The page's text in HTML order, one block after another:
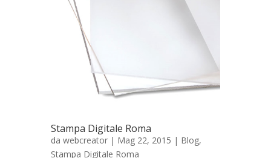
Stampa Digitale Roma
da webcreator | Mag 22, 2015 | Blog,
Stampa Digitale Roma